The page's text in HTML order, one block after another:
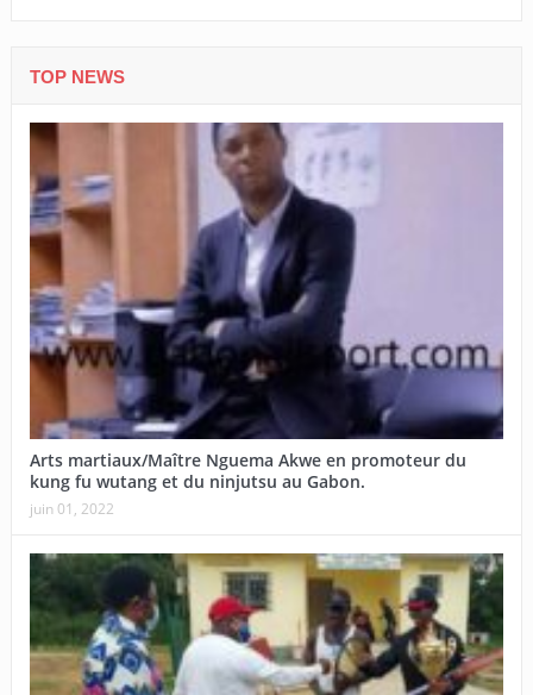
TOP NEWS
Arts martiaux/Maître Nguema Akwe en promoteur du
kung fu wutang et du ninjutsu au Gabon.
juin 01, 2022